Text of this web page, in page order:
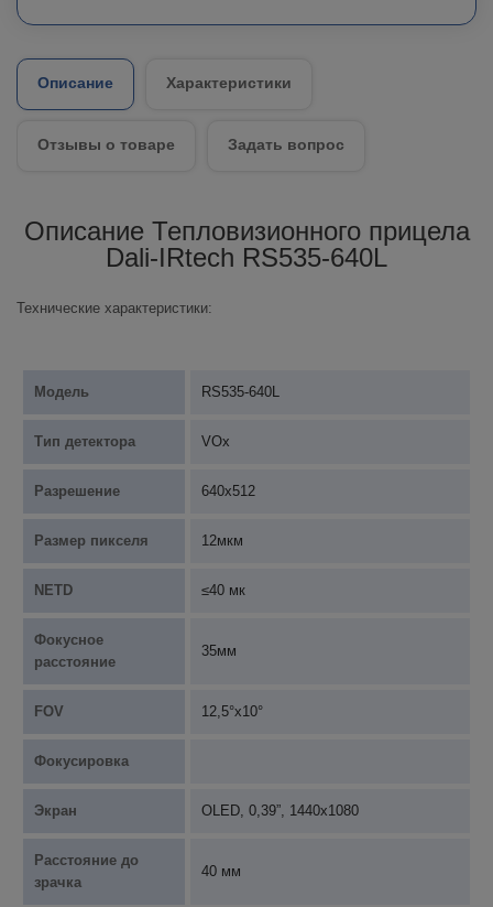
Описание Характеристики
Отзывы о товаре Задать вопрос
Описание Тепловизионного прицела
Dali-IRtech RS535-640L
Технические характеристики:
Модель RS535-640L
Тип детектора VOx
Разрешение 640х512
Размер пикселя 12мкм
NETD ≤40 мк
Фокусное
расстояние
35мм
FOV 12,5°х10°
Фокусировка
Экран OLED, 0,39”, 1440x1080
Расстояние до
зрачка
40 мм